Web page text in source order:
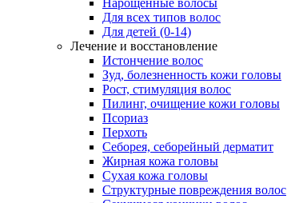
Нарощенные волосы
Для всех типов волос
Для детей (0-14)
Лечение и восстановление
Истончение волос
Зуд, болезненность кожи головы
Рост, стимуляция волос
Пилинг, очищение кожи головы
Псориаз
Перхоть
Себорея, себорейный дерматит
Жирная кожа головы
Сухая кожа головы
Структурные повреждения волос